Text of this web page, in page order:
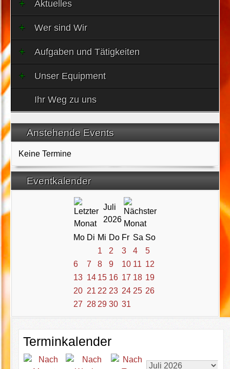
Aktuelles
Wer sind Wir
Aufgaben und Tätigkeiten
Unser Equipment
Ihr Weg zu uns
Anstehende Events
Keine Termine
Eventkalender
Juli
2026
Mo Di Mi Do Fr Sa So
1
2 3 4
5
6
7 8 9 10 11 12
13 14 15 16 17 18 19
20 21 22 23 24 25 26
27 28 29 30 31
Terminkalender